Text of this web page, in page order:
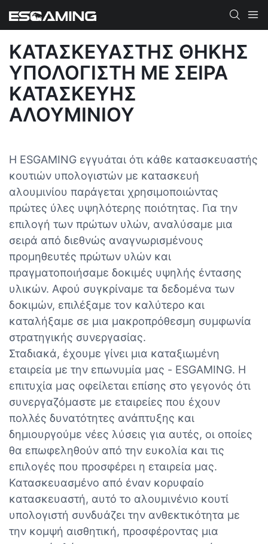
ΚΑΤΑΣΚΕΥΑΣΤΉΣ ΘΉΚΗΣ
ΥΠΟΛΟΓΙΣΤΉ ΜΕ ΣΕΙΡΆ
ΚΑΤΑΣΚΕΥΉΣ
ΑΛΟΥΜΙΝΊΟΥ
Η ESGAMING εγγυάται ότι κάθε κατασκευαστής
κουτιών υπολογιστών με κατασκευή
αλουμινίου παράγεται χρησιμοποιώντας
πρώτες ύλες υψηλότερης ποιότητας. Για την
επιλογή των πρώτων υλών, αναλύσαμε μια
σειρά από διεθνώς αναγνωρισμένους
προμηθευτές πρώτων υλών και
πραγματοποιήσαμε δοκιμές υψηλής έντασης
υλικών. Αφού συγκρίναμε τα δεδομένα των
δοκιμών, επιλέξαμε τον καλύτερο και
καταλήξαμε σε μια μακροπρόθεσμη συμφωνία
στρατηγικής συνεργασίας.
Σταδιακά, έχουμε γίνει μια καταξιωμένη
εταιρεία με την επωνυμία μας - ESGAMING. Η
επιτυχία μας οφείλεται επίσης στο γεγονός ότι
συνεργαζόμαστε με εταιρείες που έχουν
πολλές δυνατότητες ανάπτυξης και
δημιουργούμε νέες λύσεις για αυτές, οι οποίες
θα επωφεληθούν από την ευκολία και τις
επιλογές που προσφέρει η εταιρεία μας.
Κατασκευασμένο από έναν κορυφαίο
κατασκευαστή, αυτό το αλουμινένιο κουτί
υπολογιστή συνδυάζει την ανθεκτικότητα με
την κομψή αισθητική, προσφέροντας μια